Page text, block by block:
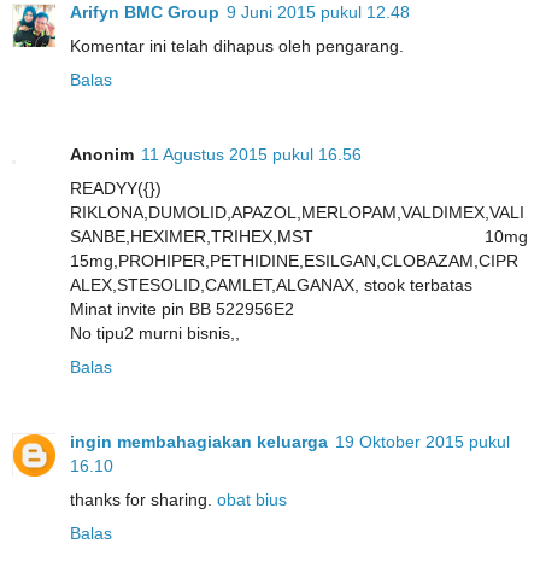
Arifyn BMC Group 9 Juni 2015 pukul 12.48
Komentar ini telah dihapus oleh pengarang.
Balas
Anonim 11 Agustus 2015 pukul 16.56
READYY({})
RIKLONA,DUMOLID,APAZOL,MERLOPAM,VALDIMEX,VALI
SANBE,HEXIMER,TRIHEX,MST 10mg
15mg,PROHIPER,PETHIDINE,ESILGAN,CLOBAZAM,CIPR
ALEX,STESOLID,CAMLET,ALGANAX, stook terbatas
Minat invite pin BB 522956E2
No tipu2 murni bisnis,,
Balas
ingin membahagiakan keluarga 19 Oktober 2015 pukul
16.10
thanks for sharing. obat bius
Balas